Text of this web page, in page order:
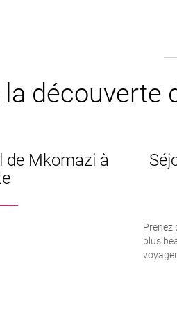
la découverte
de Mkomazi à
Prenez
plus